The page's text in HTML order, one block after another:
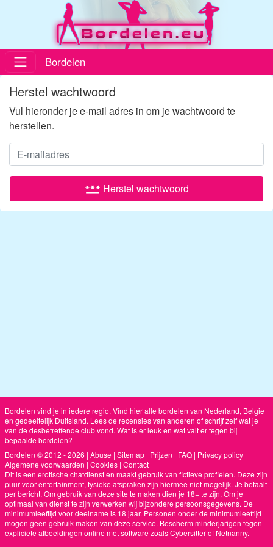
Bordelen
Herstel wachtwoord
Vul hieronder je e-mail adres in om je wachtwoord te
herstellen.
password Herstel wachtwoord
Bordelen vind je in iedere regio. Vind hier alle bordelen van Nederland, Belgie
en gedeeltelijk Duitsland. Lees de recensies van anderen of schrijf zelf wat je
van de desbetreffende club vond. Wat is er leuk en wat valt er tegen bij
bepaalde bordelen?
Bordelen © 2012 - 2026 | Abuse | Sitemap| Prijzen | FAQ| Privacy policy|
Algemene voorwaarden | Cookies| Contact
Dit is een erotische chatdienst en maakt gebruik van fictieve profielen. Deze zijn
puur voor entertainment, fysieke afspraken zijn hiermee niet mogelijk. Je betaalt
per bericht. Om gebruik van deze site te maken dien je 18+ te zijn. Om je
optimaal van dienst te zijn verwerken wij bijzondere persoonsgegevens. De
minimumleeftijd voor deelname is 18 jaar. Personen onder de minimumleeftijd
mogen geen gebruik maken van deze service. Bescherm minderjarigen tegen
expliciete afbeeldingen online met software zoals Cybersitter of Netnanny.